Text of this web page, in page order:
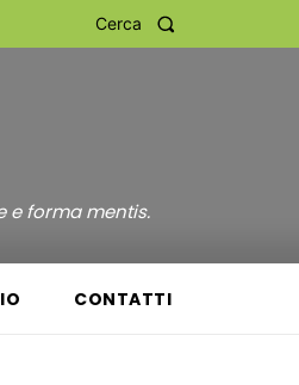
Cerca
e forma mentis.
CONTATTI